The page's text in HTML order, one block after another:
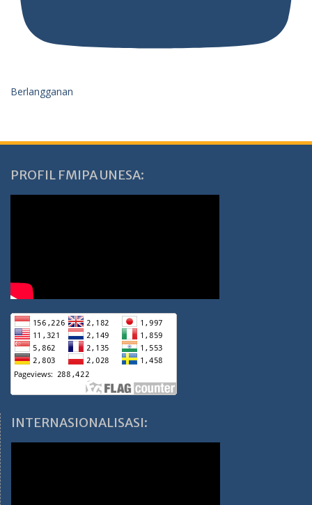
Berlangganan
PROFIL FMIPA UNESA:
INTERNASIONALISASI: